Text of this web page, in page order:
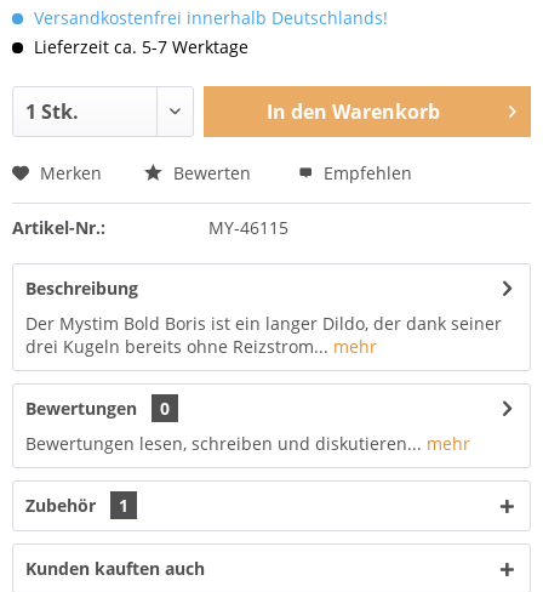
Versandkostenfrei innerhalb Deutschlands!
Lieferzeit ca. 5-7 Werktage
In den Warenkorb
Merken Bewerten Empfehlen
Artikel-Nr.: MY-46115
Beschreibung
Der Mystim Bold Boris ist ein langer Dildo, der dank seiner
drei Kugeln bereits ohne Reizstrom... mehr
Bewertungen
0
Bewertungen lesen, schreiben und diskutieren... mehr
Zubehör 1
Kunden kauften auch